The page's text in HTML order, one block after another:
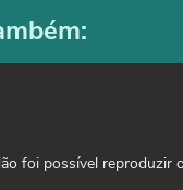
foi possível reproduzir